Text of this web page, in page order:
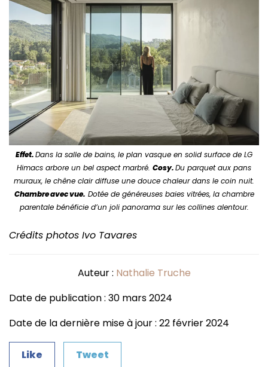
Effet.Dans la salle de bains, le plan vasque en solid surface de LG
Himacs arbore un bel aspect marbré. Cosy.Du parquet aux pans
muraux, le chêne clair diffuse une douce chaleur dans le coin nuit.
Chambre avec vue. Dotée de généreuses baies vitrées, la chambre
parentale bénéficie d’un joli panorama sur les collines alentour.
Crédits photos Ivo Tavares
Auteur : Nathalie Truche
Date de publication : 30 mars 2024
Date de la dernière mise à jour : 22 février 2024
Like Tweet